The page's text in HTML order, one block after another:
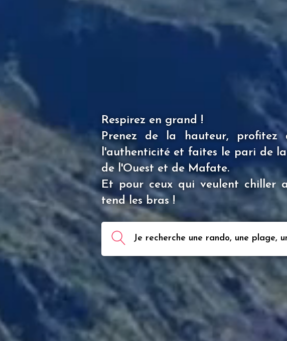
Respirez en grand !
Prenez de la hauteur, profitez
l'authenticité et faites le pari de
de l'Ouest et de Mafate.
Et pour ceux qui veulent chiller
tend les bras !
Je recherche une rando, une plage,